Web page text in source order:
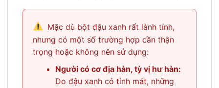
Mặc dù bột đậu xanh rất lành tính,
nhưng có một số trường hợp cần thận
trọng hoặc không nên sử dụng:
Người có cơ địa hàn, tỳ vị hư hàn:
Do đậu xanh có tính mát, những